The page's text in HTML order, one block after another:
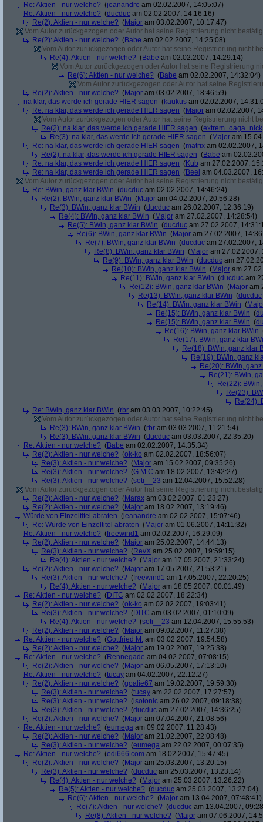
Re: Aktien - nur welche? (jeanandre am 02.02.2007, 14:05:07)
Re: Aktien - nur welche? (ducduc am 02.02.2007, 14:16:16)
Re(2): Aktien - nur welche? (Major am 03.02.2007, 10:17:47)
Vom Autor zurückgezogen oder Autor hat seine Registrierung nicht
Re(2): Aktien - nur welche? (Babe am 02.02.2007, 14:25:08)
Vom Autor zurückgezogen oder Autor hat seine Registrierung nicht
Re(4): Aktien - nur welche? (Babe am 02.02.2007, 14:29:14)
Vom Autor zurückgezogen oder Autor hat seine Registrierung
Re(6): Aktien - nur welche? (Babe am 02.02.2007, 14:32:04)
Vom Autor zurückgezogen oder Autor hat seine
Re(2): Aktien - nur welche? (Major am 03.02.2007, 18:46:59)
na klar, das werde ich gerade HIER sagen (kaukus am 02.02.2007,
Re: na klar, das werde ich gerade HIER sagen (Major am 02.02.2007,
Vom Autor zurückgezogen oder Autor hat seine Registrierung nicht
Re(2): na klar, das werde ich gerade HIER sagen (extrem_oaga_nick
Re(3): na klar, das werde ich gerade HIER sagen (Major am
Re: na klar, das werde ich gerade HIER sagen (matrix am 02.02.2007,
Re(2): na klar, das werde ich gerade HIER sagen (Babe am
Re: na klar, das werde ich gerade HIER sagen (Kub am 27.02.2007,
Re: na klar, das werde ich gerade HIER sagen (Beel am 04.03.2007,
Vom Autor zurückgezogen oder Autor hat seine Registrierung nicht
Re: BWin, ganz klar BWin (ducduc am 02.02.2007, 14:46:24)
Re(2): BWin, ganz klar BWin (Major am 04.02.2007, 20:56:28)
Re(3): BWin, ganz klar BWin (ducduc am 26.02.2007, 12:36:19)
Re(4): BWin, ganz klar BWin (Major am 27.02.2007, 14:28:54)
Re(5): BWin, ganz klar BWin (ducduc am 27.02.2007,
Re(6): BWin, ganz klar BWin (Major am 27.02.2007,
Re(7): BWin, ganz klar BWin (ducduc am 27.02.2007,
Re(8): BWin, ganz klar BWin (Major am 27.02.2007,
Re(9): BWin, ganz klar BWin (ducduc am
Re(10): BWin, ganz klar BWin (Major am
Re(11): BWin, ganz klar BWin (ducduc am
Re(12): BWin, ganz klar BWin (Major am
Re(13): BWin, ganz klar BWin (ducduc
Re(14): BWin, ganz klar BWin (
Re(15): BWin, ganz klar BWin (
Re(15): BWin, ganz klar BWin (
Re(16): BWin, ganz klar BWin
Re(17): BWin, ganz klar
Re(18): BWin, ganz klar
Re(19): BWin, ganz
Re(20): BWin,
Re(21): BWin,
Re(22):
Re(23):
Re(24):
Re: BWin, ganz klar BWin (rbr am 03.03.2007, 10:22:45)
Vom Autor zurückgezogen oder Autor hat seine Registrierung nicht
Re(3): BWin, ganz klar BWin (rbr am 03.03.2007, 11:21:54)
Re(3): BWin, ganz klar BWin (ducduc am 03.03.2007, 22:35:20)
Re: Aktien - nur welche? (Babe am 02.02.2007, 14:35:34)
Re(2): Aktien - nur welche? (ok-ko am 02.02.2007, 18:56:07)
Re(3): Aktien - nur welche? (Major am 15.02.2007, 09:35:26)
Re(3): Aktien - nur welche? (G.M.C am 18.02.2007, 13:42:27)
Re(3): Aktien - nur welche? (seti__23 am 12.04.2007, 15:52:28)
Vom Autor zurückgezogen oder Autor hat seine Registrierung nicht
Re(2): Aktien - nur welche? (Marax am 03.02.2007, 01:23:27)
Re(2): Aktien - nur welche? (Major am 18.02.2007, 13:19:46)
Würde von Einzeltitel abraten (jeanandre am 02.02.2007, 15:07:46)
Re: Würde von Einzeltitel abraten (Major am 01.06.2007, 14:11:32)
Re: Aktien - nur welche? (freewind1 am 02.02.2007, 16:29:09)
Re(2): Aktien - nur welche? (Major am 25.02.2007, 14:44:13)
Re(3): Aktien - nur welche? (RevX am 25.02.2007, 19:59:15)
Re(4): Aktien - nur welche? (Major am 17.05.2007, 21:33:24)
Re(2): Aktien - nur welche? (Major am 17.05.2007, 21:53:21)
Re(3): Aktien - nur welche? (freewind1 am 17.05.2007, 22:20:25)
Re(4): Aktien - nur welche? (Major am 18.05.2007, 00:01:49)
Re: Aktien - nur welche? (DITC am 02.02.2007, 18:22:34)
Re(2): Aktien - nur welche? (ok-ko am 02.02.2007, 19:03:41)
Re(3): Aktien - nur welche? (DITC am 03.02.2007, 01:10:09)
Re(4): Aktien - nur welche? (seti__23 am 12.04.2007, 15:55:53)
Re(2): Aktien - nur welche? (Major am 09.02.2007, 11:27:38)
Re: Aktien - nur welche? (Gottfried M. am 03.02.2007, 19:54:58)
Re(2): Aktien - nur welche? (Major am 19.02.2007, 19:25:38)
Re: Aktien - nur welche? (Rennegade am 04.02.2007, 07:08:15)
Re(2): Aktien - nur welche? (Major am 06.05.2007, 17:13:10)
Re: Aktien - nur welche? (tucay am 04.02.2007, 22:12:27)
Re(2): Aktien - nur welche? (goalie67 am 19.02.2007, 19:59:30)
Re(3): Aktien - nur welche? (tucay am 22.02.2007, 17:27:57)
Re(3): Aktien - nur welche? (isotonic am 26.02.2007, 09:18:38)
Re(3): Aktien - nur welche? (ducduc am 27.02.2007, 14:36:25)
Re(2): Aktien - nur welche? (Major am 07.04.2007, 21:08:56)
Re: Aktien - nur welche? (eumega am 09.02.2007, 11:28:43)
Re(2): Aktien - nur welche? (Major am 21.02.2007, 22:08:48)
Re(3): Aktien - nur welche? (eumega am 22.02.2007, 00:07:35)
Re: Aktien - nur welche? (edi666.com am 18.02.2007, 15:47:45)
Re(2): Aktien - nur welche? (Major am 25.03.2007, 13:20:15)
Re(3): Aktien - nur welche? (ducduc am 25.03.2007, 13:23:14)
Re(4): Aktien - nur welche? (Major am 25.03.2007, 13:26:22)
Re(5): Aktien - nur welche? (ducduc am 25.03.2007, 13:27:04)
Re(6): Aktien - nur welche? (Major am 13.04.2007, 07:48:41)
Re(7): Aktien - nur welche? (ducduc am 13.04.2007,
Re(8): Aktien - nur welche? (Major am 07.06.2007,